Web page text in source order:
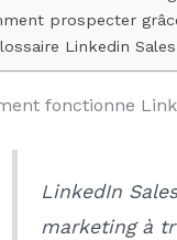
prospecter
Linkedin
fonctionne
LinkedIn
marketing à